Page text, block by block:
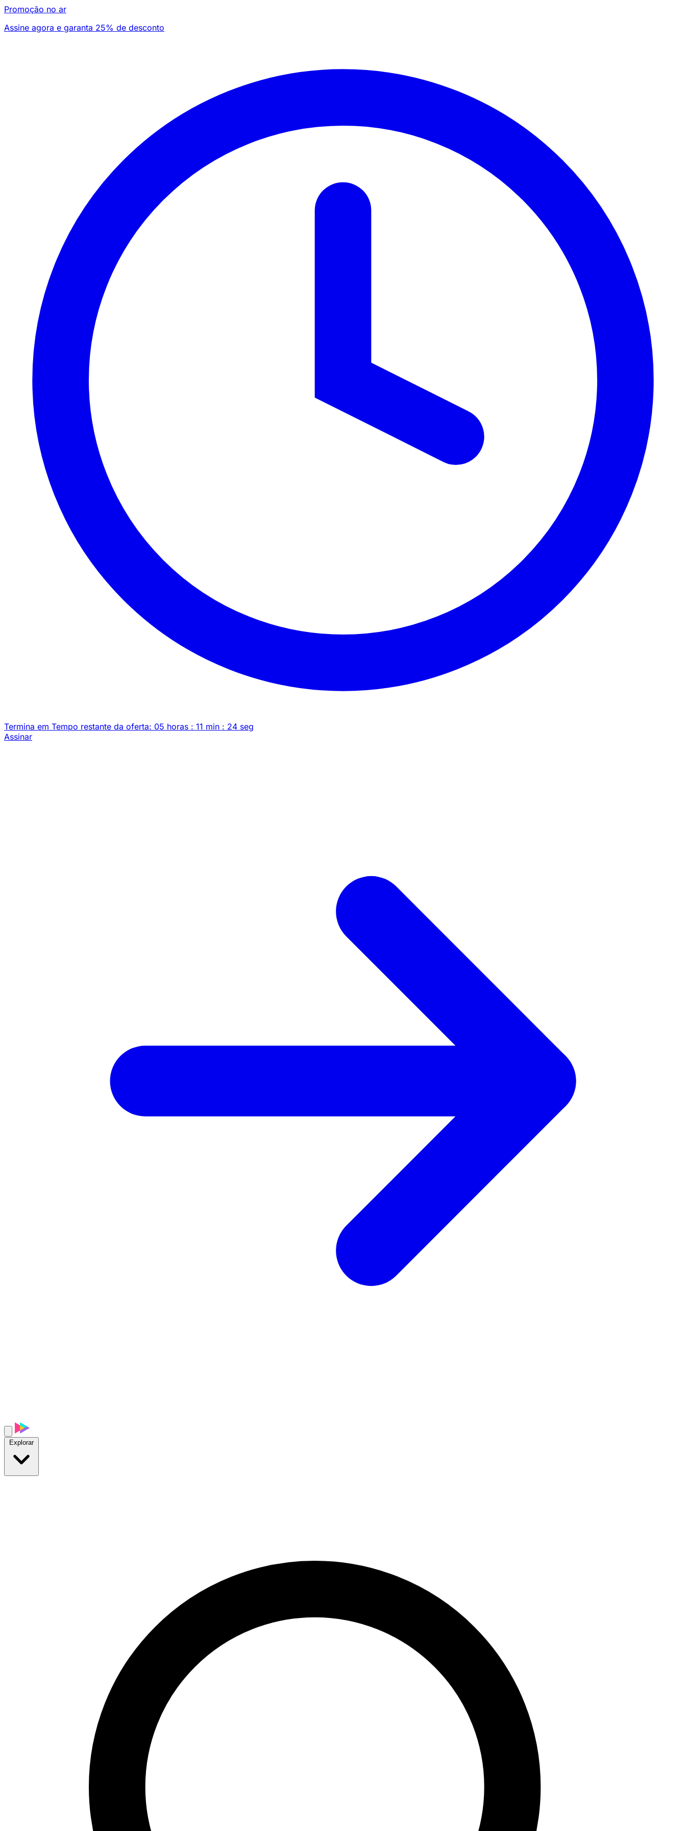
Promoção no ar
Assine agora e garanta 25% de desconto
Termina em Tempo restante da oferta: 05 horas : 11 min : 24 seg
Assinar
Explorar